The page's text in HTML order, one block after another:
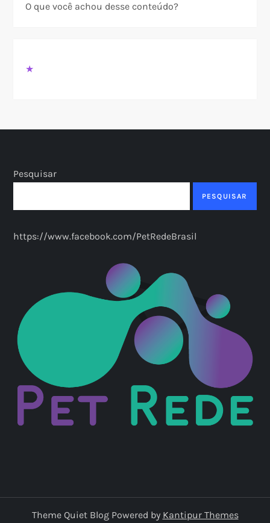
O que você achou desse conteúdo?
★
Pesquisar
PESQUISAR
https://www.facebook.com/PetRedeBrasil
Theme Quiet Blog Powered by Kantipur Themes